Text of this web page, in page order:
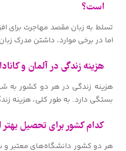
است؟
تسلط به زبان مقصد مهاجرت
اما در برخی موارد، داشتن مدرک
هزینه زندگی در آلمان و
هزینه زندگی در هر دو کشور به
بستگی دارد. به طور کلی، هزینه
کدام کشور برای تحصیل بهتر
هر دو کشور دانشگاه‌های معتبر و